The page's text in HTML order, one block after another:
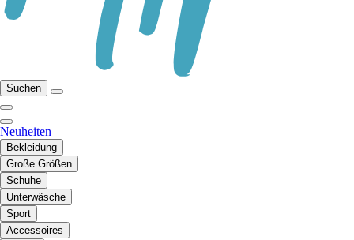
Suchen
Neuheiten
Bekleidung
Große Größen
Schuhe
Unterwäsche
Sport
Accessoires